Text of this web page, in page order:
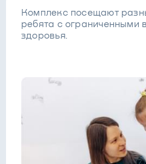
Комплекс посещают
ребята с ограниченными
здоровья.